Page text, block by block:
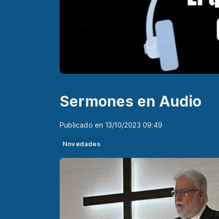
Sermones en Audio
Publicado en 13/10/2023 09:49
Novedades